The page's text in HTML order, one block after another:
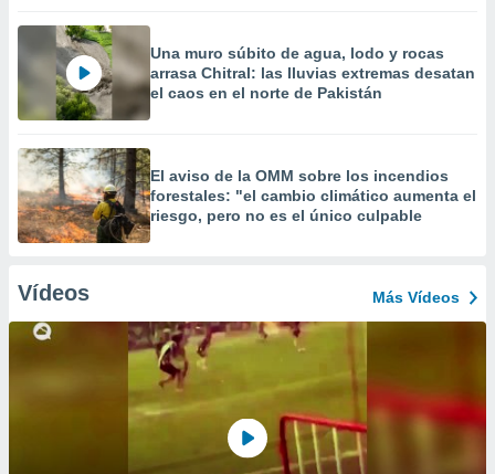
Una muro súbito de agua, lodo y rocas
arrasa Chitral: las lluvias extremas desatan
el caos en el norte de Pakistán
El aviso de la OMM sobre los incendios
forestales: "el cambio climático aumenta el
riesgo, pero no es el único culpable
Vídeos Más Vídeos